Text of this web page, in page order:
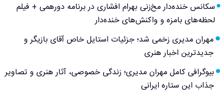
سکانس خنده‌دار مخ‌زنی بهرام افشاری در برنامه دورهمی + فیلم
لحظه‌های بامزه و واکنش‌های خنده‌دار
مهران مدیری زخمی شد؛ جزئیات استایل خاص آقای بازیگر و
جدیدترین اخبار هنری
بیوگرافی کامل مهران مدیری؛ زندگی خصوصی، آثار هنری و تصاویر
جذاب این ستاره ایرانی